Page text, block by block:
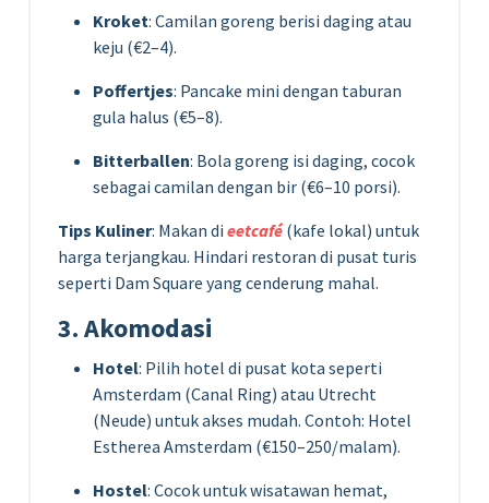
Kroket: Camilan goreng berisi daging atau
keju (€2–4).
Poffertjes: Pancake mini dengan taburan
gula halus (€5–8).
Bitterballen: Bola goreng isi daging, cocok
sebagai camilan dengan bir (€6–10 porsi).
Tips Kuliner: Makan di eetcafé (kafe lokal) untuk
harga terjangkau. Hindari restoran di pusat turis
seperti Dam Square yang cenderung mahal.
3. Akomodasi
Hotel: Pilih hotel di pusat kota seperti
Amsterdam (Canal Ring) atau Utrecht
(Neude) untuk akses mudah. Contoh: Hotel
Estherea Amsterdam (€150–250/malam).
Hostel: Cocok untuk wisatawan hemat,